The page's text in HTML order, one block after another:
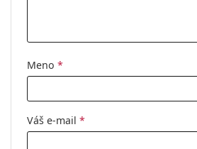
Meno *
Váš e-mail *